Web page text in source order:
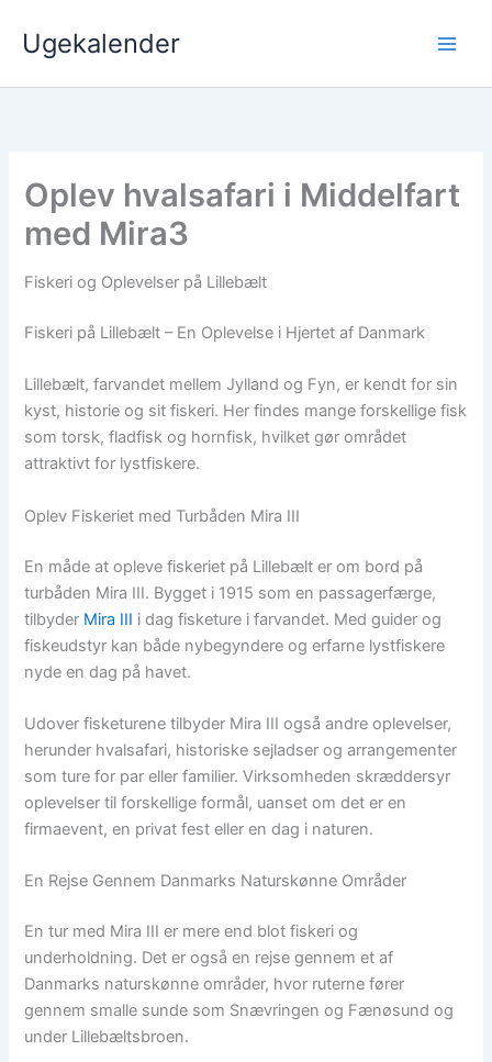
indholdet
Ugekalender
Oplev hvalsafari i Middelfart
med Mira3
Fiskeri og Oplevelser på Lillebælt
Fiskeri på Lillebælt – En Oplevelse i Hjertet af Danmark
Lillebælt, farvandet mellem Jylland og Fyn, er kendt for sin
kyst, historie og sit fiskeri. Her findes mange forskellige fisk
som torsk, fladfisk og hornfisk, hvilket gør området
attraktivt for lystfiskere.
Oplev Fiskeriet med Turbåden Mira III
En måde at opleve fiskeriet på Lillebælt er om bord på
turbåden Mira III. Bygget i 1915 som en passagerfærge,
tilbyder Mira III i dag fisketure i farvandet. Med guider og
fiskeudstyr kan både nybegyndere og erfarne lystfiskere
nyde en dag på havet.
Udover fisketurene tilbyder Mira III også andre oplevelser,
herunder hvalsafari, historiske sejladser og arrangementer
som ture for par eller familier. Virksomheden skræddersyr
oplevelser til forskellige formål, uanset om det er en
firmaevent, en privat fest eller en dag i naturen.
En Rejse Gennem Danmarks Naturskønne Områder
En tur med Mira III er mere end blot fiskeri og
underholdning. Det er også en rejse gennem et af
Danmarks naturskønne områder, hvor ruterne fører
gennem smalle sunde som Snævringen og Fænøsund og
under Lillebæltsbroen.